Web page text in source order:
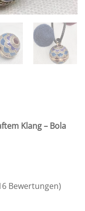
Klang – Bola
Bewertungen)